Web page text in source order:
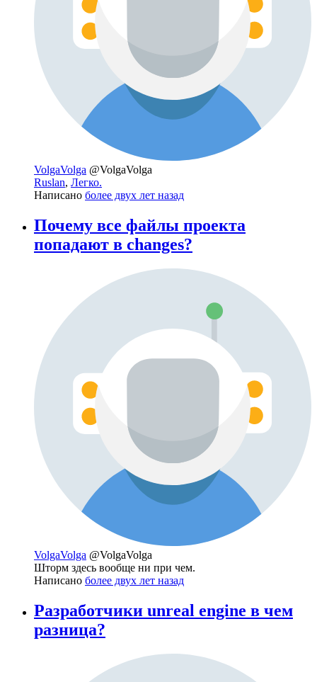
VolgaVolga @VolgaVolga
Ruslan, Легко.
Написано более двух лет назад
Почему все файлы проекта
попадают в changes?
VolgaVolga @VolgaVolga
Шторм здесь вообще ни при чем.
Написано более двух лет назад
Разработчики unreal engine в чем
разница?